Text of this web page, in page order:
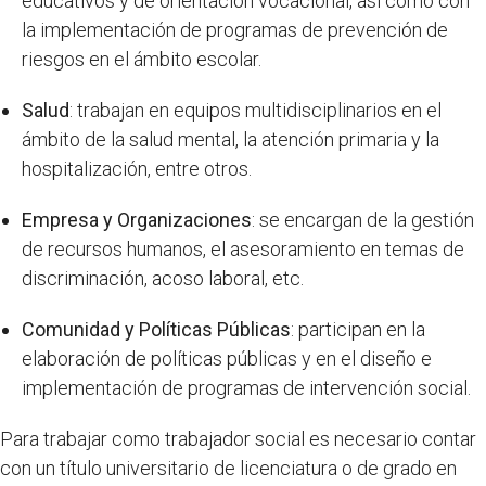
la implementación de programas de prevención de
riesgos en el ámbito escolar.
Salud: trabajan en equipos multidisciplinarios en el
ámbito de la salud mental, la atención primaria y la
hospitalización, entre otros.
Empresa y Organizaciones: se encargan de la gestión
de recursos humanos, el asesoramiento en temas de
discriminación, acoso laboral, etc.
Comunidad y Políticas Públicas: participan en la
elaboración de políticas públicas y en el diseño e
implementación de programas de intervención social.
Para trabajar como trabajador social es necesario contar
con un título universitario de licenciatura o de grado en